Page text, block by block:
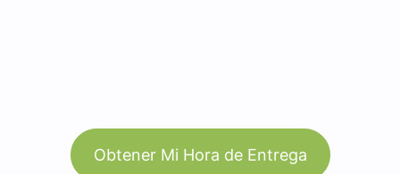
Obtener Mi Hora de Entrega